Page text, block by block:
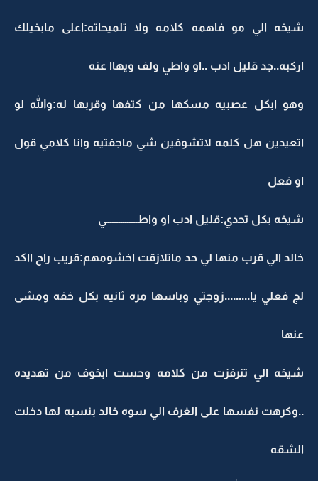
شيخه الي مو فاهمه كلامه ولا تلميحاته:اعلى مابخيلك
اركبه..جد قليل ادب ..او واطي ولف ويهاا عنه
وهو ابكل عصبيه مسكها من كتفها وقربها له:والله لو
اتعيدين هل كلمه لاتشوفين شي ماجفتيه وانا كلامي قول
او فعل
شيخه بكل تحدي:قليل ادب او واطـــــــــــــــي
خالد الي قرب منها لي حد ماتلازقت اخشومهم:قريب راح ااكد
لج فعلي يا.........زوجتي وباسها مره ثانيه بكل خفه ومشى
عنها
شيخه الي تنرفزت من كلامه وحست ابخوف من تهديده
..وكرهت نفسها على الغرف الي سوه خالد بنسبه لها دخلت
الشقه